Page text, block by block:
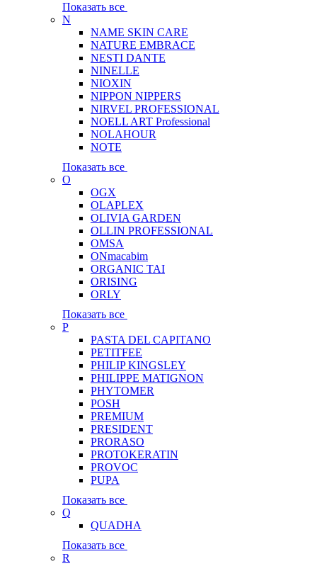
Показать все
N
NAME SKIN CARE
NATURE EMBRACE
NESTI DANTE
NINELLE
NIOXIN
NIPPON NIPPERS
NIRVEL PROFESSIONAL
NOELL ART Professional
NOLAHOUR
NOTE
Показать все
O
OGX
OLAPLEX
OLIVIA GARDEN
OLLIN PROFESSIONAL
OMSA
ONmacabim
ORGANIC TAI
ORISING
ORLY
Показать все
P
PASTA DEL CAPITANO
PETITFEE
PHILIP KINGSLEY
PHILIPPE MATIGNON
PHYTOMER
POSH
PREMIUM
PRESIDENT
PRORASO
PROTOKERATIN
PROVOC
PUPA
Показать все
Q
QUADHA
Показать все
R